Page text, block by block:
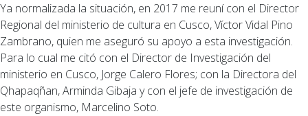
Ya normalizada la situación, en 2017 me reuní con el Director
Regional del ministerio de cultura en Cusco, Víctor Vidal Pino
Zambrano, quien me aseguró su apoyo a esta investigación.
Para lo cual me citó con el Director de Investigación del
ministerio en Cusco, Jorge Calero Flores; con la Directora del
Qhapaqñan, Arminda Gibaja y con el jefe de investigación de
este organismo, Marcelino Soto.